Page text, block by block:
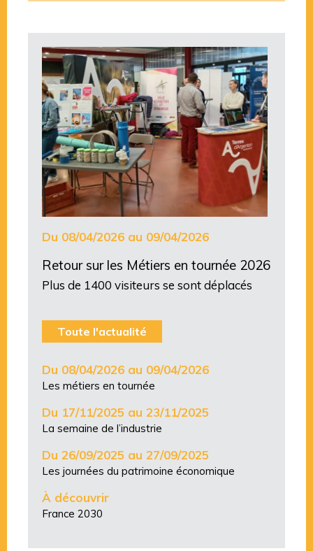
Du 08/04/2026 au 09/04/2026
Retour sur les Métiers en tournée 2026
Plus de 1400 visiteurs se sont déplacés
Toute l'actualité
Du 08/04/2026 au 09/04/2026
Les métiers en tournée
Du 17/11/2025 au 23/11/2025
La semaine de l’industrie
Du 26/09/2025 au 27/09/2025
Les journées du patrimoine économique
À découvrir
France 2030